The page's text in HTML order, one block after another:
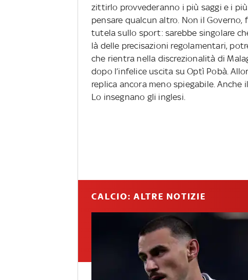
zittirlo provvederanno i più saggi e i
pensare qualcun altro. Non il
tutela sullo sport: sarebbe singolare
là delle precisazioni regolamentari,
che rientra nella discrezionalità di
dopo l’infelice uscita su Optì Pobà.
replica ancora meno spiegabile. Anche
Lo insegnano gli inglesi.
CALCIO: ALTRE NOTIZIE